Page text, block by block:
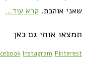
שאני אוהבת. קרא עוד...
תמצאו אותי גם כאן
Instagram Pinterest